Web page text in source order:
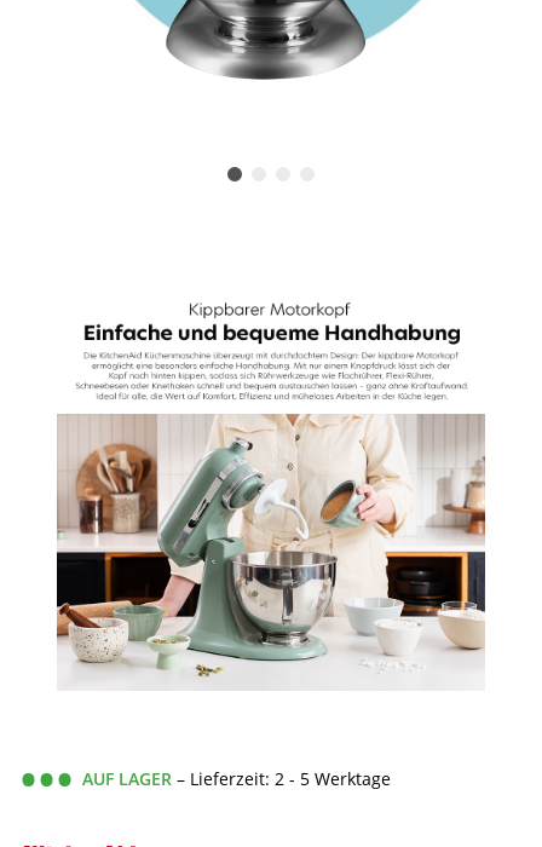
AUF LAGER – Lieferzeit: 2 - 5 Werktage